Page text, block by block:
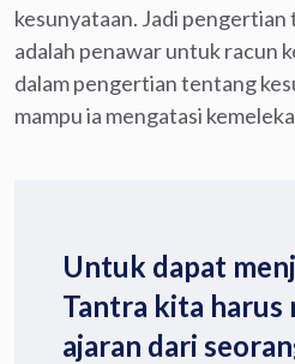
kesunyataan. Jadi
adalah penawar untuk racun
dalam pengertian tentang
mampu ia mengatasi
Untuk dapat
Tantra kita harus
ajaran dari